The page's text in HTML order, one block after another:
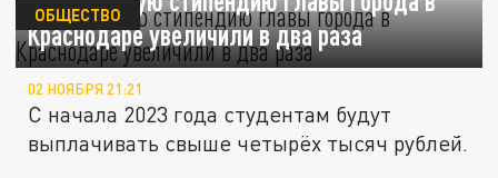
Краснодаре увеличили в два раза
ОБЩЕСТВО
02 НОЯБРЯ 21:21
С начала 2023 года студентам будут
выплачивать свыше четырёх тысяч рублей.